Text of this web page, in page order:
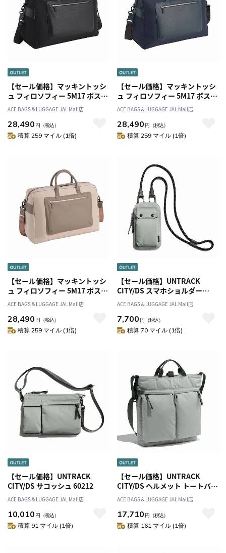
【セール価格】マッキントッシ
ュ フィロソフィー 5M17 ボスト
ンバッグ L 17736
ACE BAGS＆LUGGAGE JAL Mall店
28,490 円 （税込）
積算 259 マイル (1倍)
【セール価格】マッキントッシ
ュ フィロソフィー 5M17 ボスト
ンバッグ L 17736
ACE BAGS＆LUGGAGE JAL Mall店
28,490 円 （税込）
積算 259 マイル (1倍)
【セール価格】マッキントッシ
ュ フィロソフィー 5M17 ボスト
ンバッグ L 17736
ACE BAGS＆LUGGAGE JAL Mall店
28,490 円 （税込）
積算 259 マイル (1倍)
【セール価格】UNTRACK
CITY/DS スマホショルダー
60211
ACE BAGS＆LUGGAGE JAL Mall店
7,700 円 （税込）
積算 70 マイル (1倍)
【セール価格】UNTRACK
CITY/DS サコッシュ 60212
ACE BAGS＆LUGGAGE JAL Mall店
10,010 円 （税込）
積算 91 マイル (1倍)
【セール価格】UNTRACK
CITY/DS ヘルメット トートバッ
グ 60213
ACE BAGS＆LUGGAGE JAL Mall店
17,710 円 （税込）
積算 161 マイル (1倍)